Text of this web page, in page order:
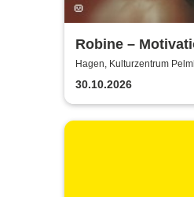
Robine –
2026
Hagen, Kulturzentrum
30.10.2026